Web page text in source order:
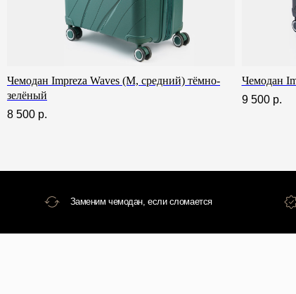
Чемодан Impreza Waves (M, средний) тёмно-
зелёный
8 500 р.
Чемодан
9 500 р.
Заменим чемодан, если сломается